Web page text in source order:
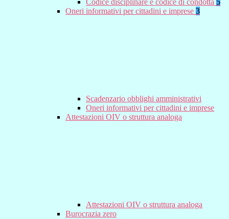
Codice disciplinare e codice di condotta 5
Oneri informativi per cittadini e imprese 3
Scadenzario obblighi amministrativi
Oneri informativi per cittadini e imprese
Attestazioni OIV o struttura analoga
Attestazioni OIV o struttura analoga
Burocrazia zero